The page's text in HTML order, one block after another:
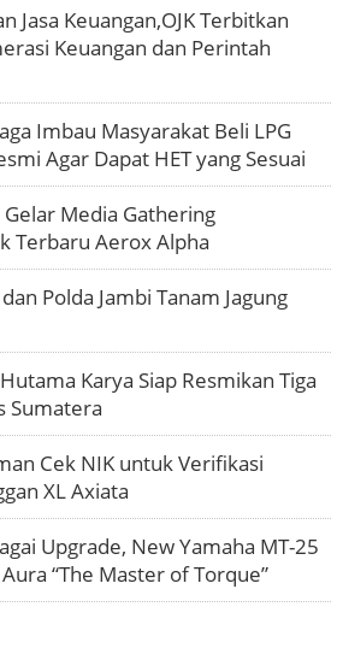
Jasa Keuangan,OJK Terbitkan
Keuangan dan Perintah
Imbau Masyarakat Beli LPG
Agar Dapat HET yang Sesuai
Gelar Media Gathering
Terbaru Aerox Alpha
Polda Jambi Tanam Jagung
Karya Siap Resmikan Tiga
Sumatera
Cek NIK untuk Verifikasi
XL Axiata
Upgrade, New Yamaha MT-25
“The Master of Torque”